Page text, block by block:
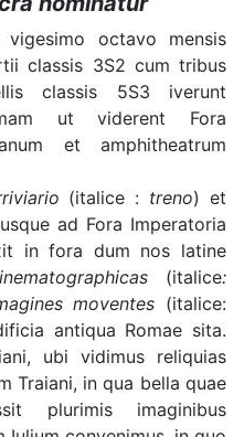
vigesimo octavo mensis
classis 3S2 cum tribus
classis 5S3 iverunt
ut viderent Fora
et amphitheatrum
(italice : treno) et
ad Fora Imperatoria
in fora dum nos latine
(italice:
moventes (italice:
antiqua Romae sita.
ubi vidimus reliquias
Traiani, in qua bella quae
plurimis imaginibus